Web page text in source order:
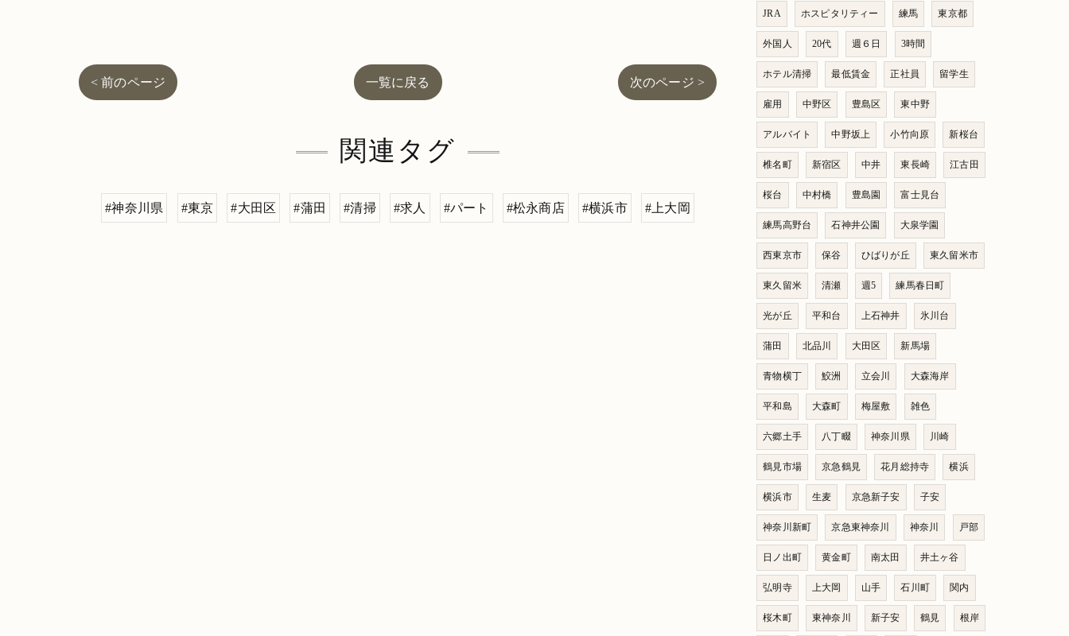
< 前のページ 一覧に戻る 次のページ >
関連タグ
#神奈川県 #東京 #大田区 #蒲田 #清掃 #求人 #パート #松永商店 #横浜市 #上大岡
JRA ホスピタリティー 練馬 東京都
外国人 20代 週６日 3時間
ホテル清掃 最低賃金 正社員 留学生
雇用 中野区 豊島区 東中野
アルバイト 中野坂上 小竹向原 新桜台
椎名町 新宿区 中井 東長崎 江古田
桜台 中村橋 豊島園 富士見台
練馬高野台 石神井公園 大泉学園
西東京市 保谷 ひばりが丘 東久留米市
東久留米 清瀬 週5 練馬春日町
光が丘 平和台 上石神井 氷川台
蒲田 北品川 大田区 新馬場
青物横丁 鮫洲 立会川 大森海岸
平和島 大森町 梅屋敷 雑色
六郷土手 八丁畷 神奈川県 川崎
鶴見市場 京急鶴見 花月総持寺 横浜
横浜市 生麦 京急新子安 子安
神奈川新町 京急東神奈川 神奈川 戸部
日ノ出町 黄金町 南太田 井土ヶ谷
弘明寺 上大岡 山手 石川町 関内
桜木町 東神奈川 新子安 鶴見 根岸